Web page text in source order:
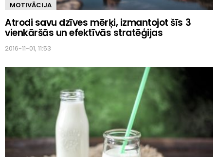
MOTIVĀCIJA
Atrodi savu dzīves mērķi, izmantojot šīs 3
vienkāršās un efektīvās stratēģijas
2016-11-01, 11:53